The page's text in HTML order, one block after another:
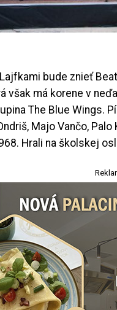
bude znieť
však má korene v
The Blue Wings.
Majo Vančo,
Hrali na školskej